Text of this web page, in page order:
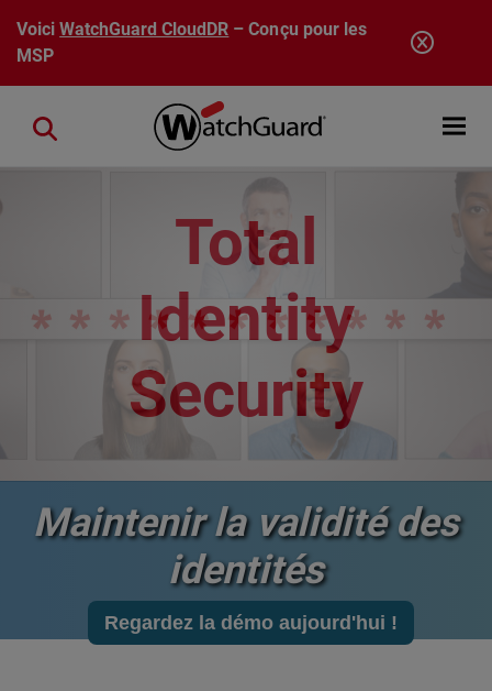
Aller au contenu principal
VoiciWatchGuard CloudDR – Conçu pour les
MSP
Open
Close search
Total
Identity
Security
Maintenir la validité des
identités
Regardez la démo aujourd'hui !